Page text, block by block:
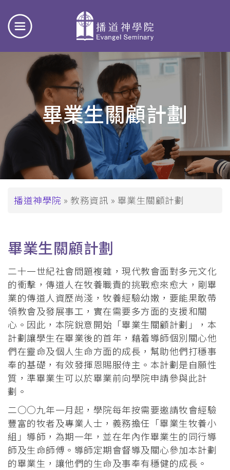
畢業生關顧計劃
導
連
結
播道神學院 教務資訊 畢業生關顧計劃
畢業生關顧計劃
二十一世紀社會問題複雜，現代教會面對多元文化
的衝擊，傳道人在牧養職責的挑戰愈來愈大，剛畢
業的傳道人資歷尚淺，牧養經驗幼嫩，要能果敢帶
領教會及發展事工，實在需要多方面的支援和關
心。因此，本院銳意開始「畢業生關顧計劃」，本
計劃讓學生在畢業後的首年，藉着導師個別關心他
們在靈命及個人生命方面的成長，幫助他們打穩事
奉的基礎，有效發揮恩賜服侍主。本計劃是自願性
質，準畢業生可以於畢業前向學院申請參與此計
劃。
二○○九年一月起，學院每年按需要邀請牧會經驗
豐富的牧者及專業人士，義務擔任「畢業生牧養小
組」導師，為期一年，並在年內作畢業生的同行導
師及生命師傅。導師定期會督導及關心參加本計劃
的畢業生，讓他們的生命及事奉有穩健的成長。